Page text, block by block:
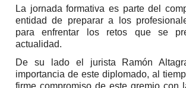
La jornada formativa es parte del
entidad de preparar a los
para enfrentar los retos que se
actualidad.
De su lado el jurista Ramón
importancia de este diplomado, al
firme compromiso de este gremio con